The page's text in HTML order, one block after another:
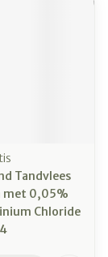
Tandvlees
met 0,05%
Chloride